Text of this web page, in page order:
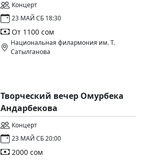
Концерт
23 МАЙ СБ 18:30
От 1100 сом
Национальная филармония им. Т.
Сатылганова
Творческий вечер Омурбека
Андарбекова
Концерт
23 МАЙ СБ 20:00
2000 сом